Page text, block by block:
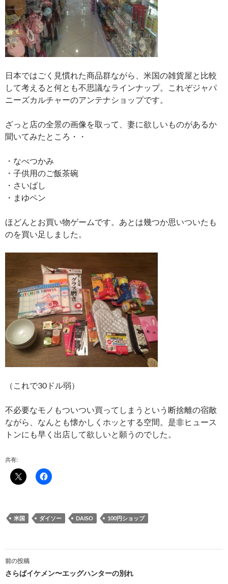
日本ではごく見慣れた商品群ながら、米国の雑貨屋と比較
して考えると何とも不思議なラインナップ。これぞジャパ
ニーズカルチャーのアンテナショップです。
ざっと店の全景の画像を取って、妻に欲しいものがあるか
聞いてみたところ・・
・なべつかみ
・子供用のご飯茶碗
・さいばし
・まゆペン
ほどんとお買い物ゲームです。あとは幾つか思いついたも
のを買い足しました。
（これで30ドル弱）
不必要なモノもついつい買ってしまうという断捨離の宿敵
ながら、なんとも懐かしくホッとする空間。是非ヒュース
トンにも早く出店して欲しいと願うのでした。
共有:
米国 ダイソー DAISO 100円ショップ
投
稿
前の投稿
さらばイケメン〜エッグハンターの別れ